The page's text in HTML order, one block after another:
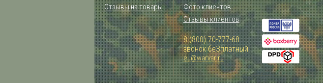
Отзывы на товары
Фото клиентов
Отзывы клиентов
8 (800) 70-777-68
звонок беЗплатный
eu@warvar.ru